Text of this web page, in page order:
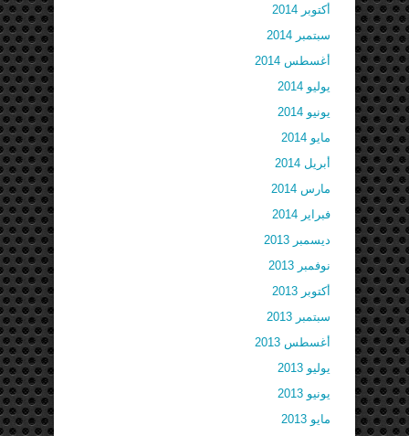
أكتوبر 2014
سبتمبر 2014
أغسطس 2014
يوليو 2014
يونيو 2014
مايو 2014
أبريل 2014
مارس 2014
فبراير 2014
ديسمبر 2013
نوفمبر 2013
أكتوبر 2013
سبتمبر 2013
أغسطس 2013
يوليو 2013
يونيو 2013
مايو 2013